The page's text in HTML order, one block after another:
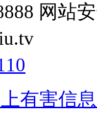
网站
有害信